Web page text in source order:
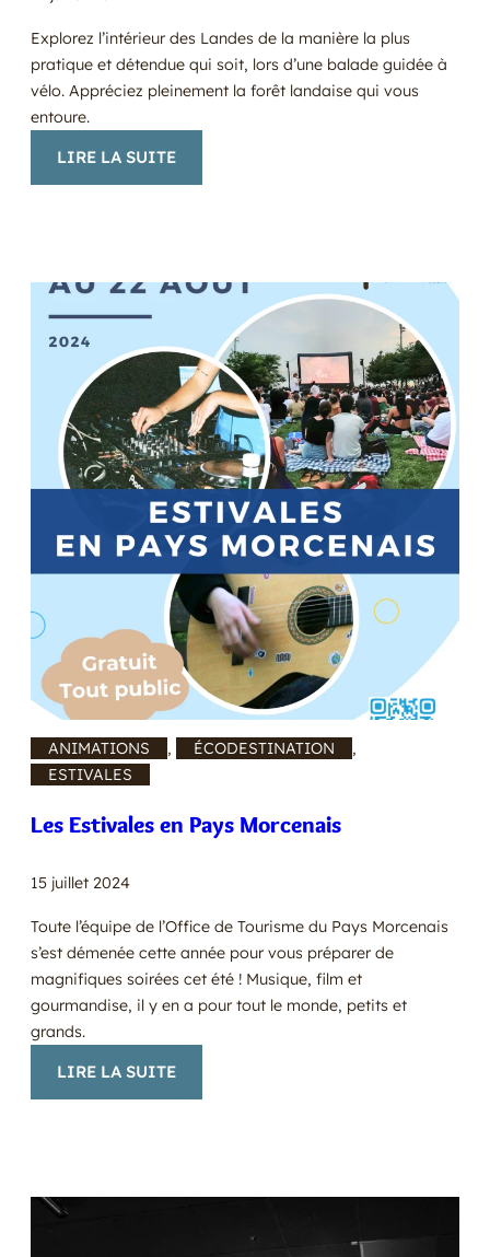
Explorez l’intérieur des Landes de la manière la plus
pratique et détendue qui soit, lors d’une balade guidée à
vélo. Appréciez pleinement la forêt landaise qui vous
entoure.
LIRE LA SUITE:
PARTICIPEZ
!
ANIMATIONS , ÉCODESTINATION
ESTIVALES
Les Estivales en Pays Morcenais
15 juillet 2024
Toute l’équipe de l’Office de Tourisme du Pays Morcenais
s’est démenée cette année pour vous préparer de
magnifiques soirées cet été ! Musique, film et
gourmandise, il y en a pour tout le monde, petits et
grands.
LIRE LA SUITE:
LES